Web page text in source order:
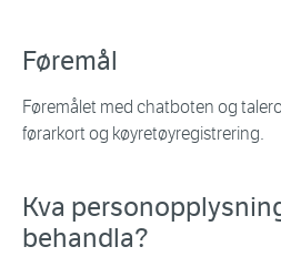
Føremål
Føremålet med chatboten og
førarkort og køyretøyregistrering.
Kva
behandla?